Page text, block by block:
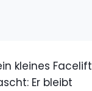
kleines Facelift
Er bleibt